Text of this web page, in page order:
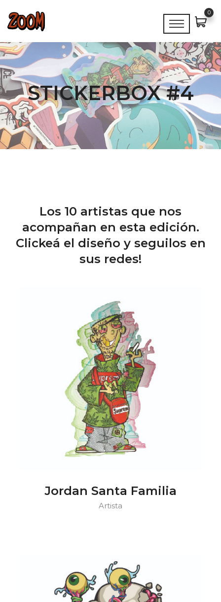
0
STICKERBOX #4
Los 10 artistas que nos
acompañan en esta edición.
Clickeá el diseño y seguilos en
sus redes!
Jordan Santa Familia
Artista